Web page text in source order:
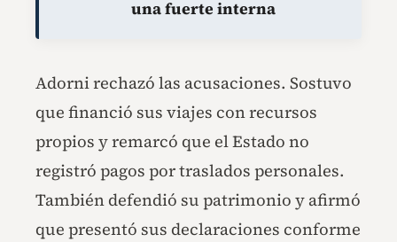
una fuerte interna
Adorni rechazó las acusaciones. Sostuvo
que financió sus viajes con recursos
propios y remarcó que el Estado no
registró pagos por traslados personales.
También defendió su patrimonio y afirmó
que presentó sus declaraciones conforme